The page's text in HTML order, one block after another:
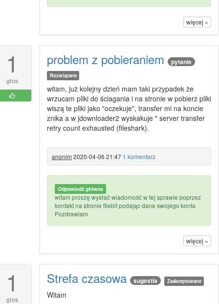
więcej »
1
głos
problem z pobieraniem pytanie
Rozwiązane
witam, już kolejny dzień mam taki przypadek że
wrzucam pliki do ściagania i na stronie w pobierz pliki
wiszą te pliki jako "oczekuje", transfer mi na koncie
znika a w jdownloader2 wyskakuje " server transfer
retry count exhausted (fileshark).
anonim 2020-04-06 21:47 1 komentarz
Odpowiedź główna
witam proszę wysłać wiadomość w tej sprawie poprzez
kontakt na stronie filebit podając dane swojego konta
Pozdrawiam
więcej »
1
głos
Strefa czasowa sugestia Zaakceptowane
Witam